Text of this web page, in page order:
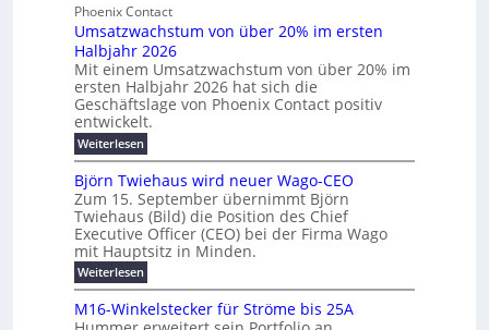
b
r
a
u
c
h
t
m
e
h
r
T
e
m
p
o
u
u
b
f
ü
r
m
o
d
e
r
n
e
E
e
e
N
H
-
S
i
c
h
e
r
u
n
g
s
l
a
e
i
l
i
g
u
n
g
b
e
m
2
0
2
6
h
r
f
a
c
h
d
u
r
c
f
ü
h
r
u
n
g
e
n
f
Phoenix Contact
Umsatzwachstum von über 20% im ersten
Halbjahr 2026
Mit einem Umsatzwachstum von über 20% im
ersten Halbjahr 2026 hat sich die
Geschäftslage von Phoenix Contact positiv
entwickelt.
Weiterlesen:
U
m
s
a
z
w
a
c
h
s
t
Björn Twiehaus wird neuer Wago-CEO
Zum 15. September übernimmt Björn
Twiehaus (Bild) die Position des Chief
Executive Officer (CEO) bei der Firma Wago
mit Hauptsitz in Minden.
Weiterlesen:
B
ö
M16-Winkelstecker für Ströme bis 25A